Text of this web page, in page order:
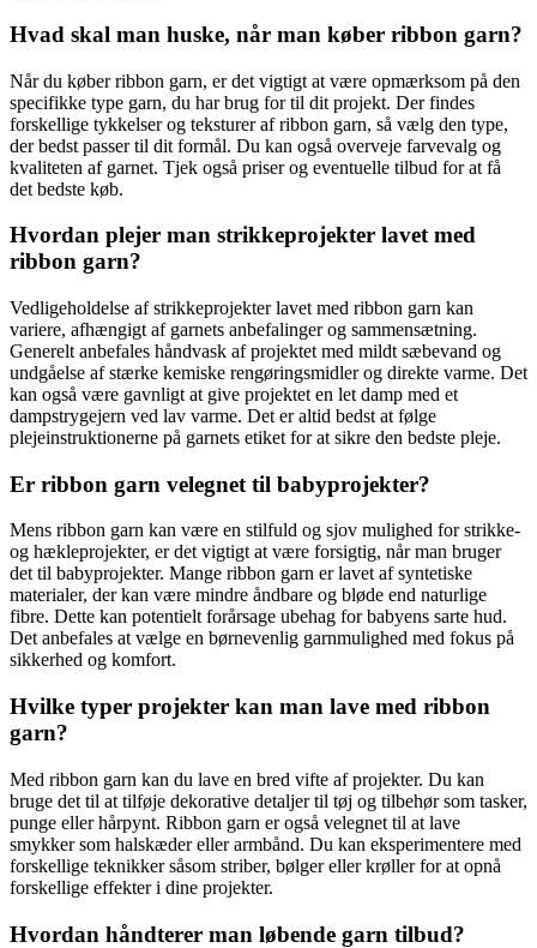
Hvad skal man huske, når man køber ribbon garn?
Når du køber ribbon garn, er det vigtigt at være opmærksom på den
specifikke type garn, du har brug for til dit projekt. Der findes
forskellige tykkelser og teksturer af ribbon garn, så vælg den type,
der bedst passer til dit formål. Du kan også overveje farvevalg og
kvaliteten af garnet. Tjek også priser og eventuelle tilbud for at få
det bedste køb.
Hvordan plejer man strikkeprojekter lavet med
ribbon garn?
Vedligeholdelse af strikkeprojekter lavet med ribbon garn kan
variere, afhængigt af garnets anbefalinger og sammensætning.
Generelt anbefales håndvask af projektet med mildt sæbevand og
undgåelse af stærke kemiske rengøringsmidler og direkte varme. Det
kan også være gavnligt at give projektet en let damp med et
dampstrygejern ved lav varme. Det er altid bedst at følge
plejeinstruktionerne på garnets etiket for at sikre den bedste pleje.
Er ribbon garn velegnet til babyprojekter?
Mens ribbon garn kan være en stilfuld og sjov mulighed for strikke-
og hækleprojekter, er det vigtigt at være forsigtig, når man bruger
det til babyprojekter. Mange ribbon garn er lavet af syntetiske
materialer, der kan være mindre åndbare og bløde end naturlige
fibre. Dette kan potentielt forårsage ubehag for babyens sarte hud.
Det anbefales at vælge en børnevenlig garnmulighed med fokus på
sikkerhed og komfort.
Hvilke typer projekter kan man lave med ribbon
garn?
Med ribbon garn kan du lave en bred vifte af projekter. Du kan
bruge det til at tilføje dekorative detaljer til tøj og tilbehør som tasker,
punge eller hårpynt. Ribbon garn er også velegnet til at lave
smykker som halskæder eller armbånd. Du kan eksperimentere med
forskellige teknikker såsom striber, bølger eller krøller for at opnå
forskellige effekter i dine projekter.
Hvordan håndterer man løbende garn tilbud?